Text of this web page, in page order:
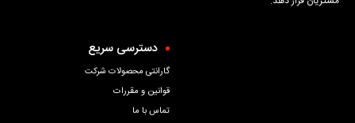
دسترسی سریع
گارانتی محصولات شرکت
قوانین و مقررات
تماس با ما